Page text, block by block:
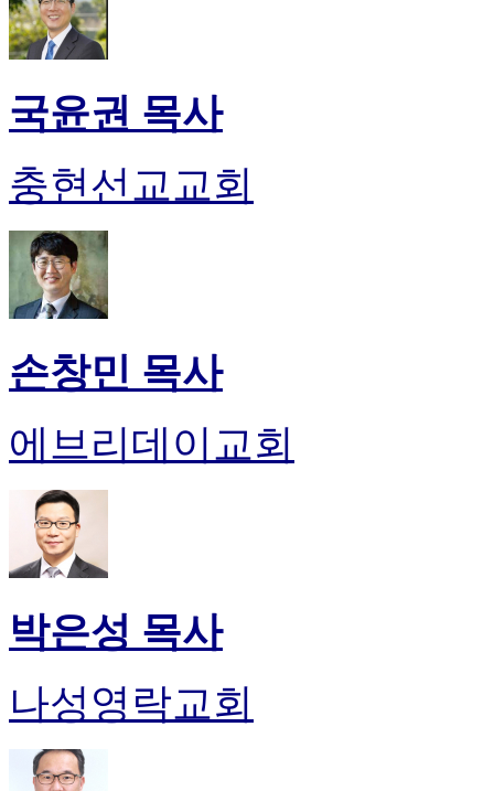
국윤권 목사
충현선교교회
손창민 목사
에브리데이교회
박은성 목사
나성영락교회